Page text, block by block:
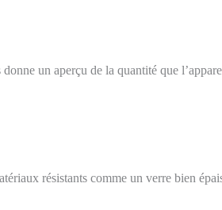
un aperçu de la quantité que
résistants comme un verre bien